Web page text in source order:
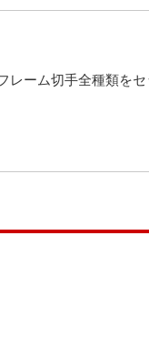
ーム切手全種類をセ